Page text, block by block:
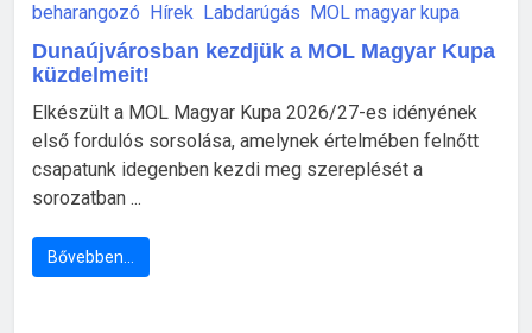
beharangozó Hírek Labdarúgás MOL magyar kupa
Dunaújvárosban kezdjük a MOL Magyar Kupa
küzdelmeit!
Elkészült a MOL Magyar Kupa 2026/27-es idényének
első fordulós sorsolása, amelynek értelmében felnőtt
csapatunk idegenben kezdi meg szereplését a
sorozatban ...
Bővebben…